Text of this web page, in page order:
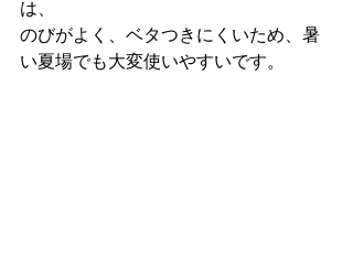
は、
のびがよく、ベタつきにくいため、暑
い夏場でも大変使いやすいです。